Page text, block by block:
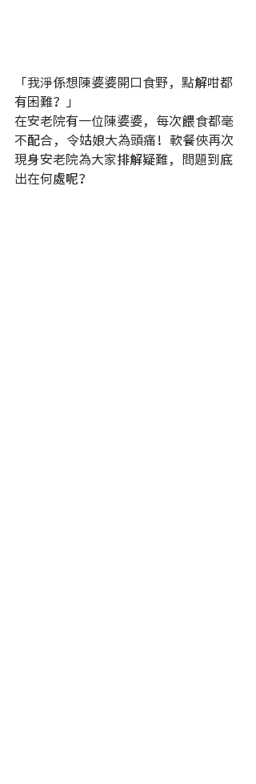
「我淨係想陳婆婆開口食野，點解咁都
有困難？」
在安老院有一位陳婆婆，每次餵食都毫
不配合，令姑娘大為頭痛！軟餐俠再次
現身安老院為大家排解疑難，問題到底
出在何處呢？